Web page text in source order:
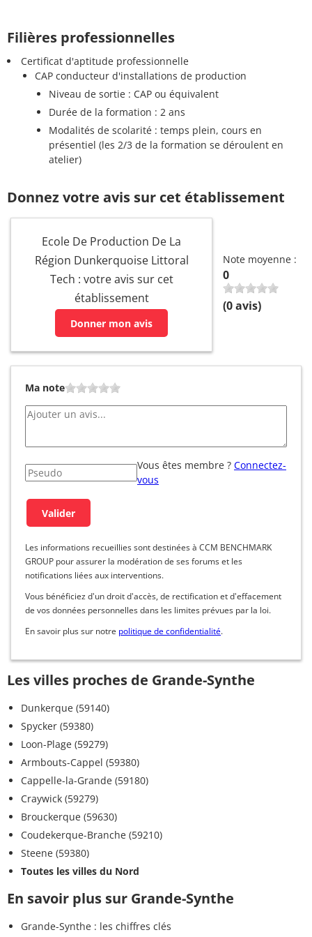
Filières professionnelles
Certificat d'aptitude professionnelle
CAP conducteur d'installations de production
Niveau de sortie : CAP ou équivalent
Durée de la formation : 2 ans
Modalités de scolarité : temps plein, cours en
présentiel (les 2/3 de la formation se déroulent en
atelier)
Donnez votre avis sur cet établissement
Ecole De Production De La
Région Dunkerquoise Littoral
Tech : votre avis sur cet
établissement
Donner mon avis
Note moyenne :
0
(0avis)
Ma note
Vous êtes membre ? Connectez-
vous
Les informations recueillies sont destinées à CCM BENCHMARK
GROUP pour assurer la modération de ses forums et les
notifications liées aux interventions.
Vous bénéficiez d'un droit d'accès, de rectification et d'effacement
de vos données personnelles dans les limites prévues par la loi.
En savoir plus sur notre politique de confidentialité.
Les villes proches de Grande-Synthe
Dunkerque (59140)
Spycker (59380)
Loon-Plage (59279)
Armbouts-Cappel (59380)
Cappelle-la-Grande (59180)
Craywick (59279)
Brouckerque (59630)
Coudekerque-Branche (59210)
Steene (59380)
Toutes les villes du Nord
En savoir plus sur Grande-Synthe
Grande-Synthe : les chiffres clés